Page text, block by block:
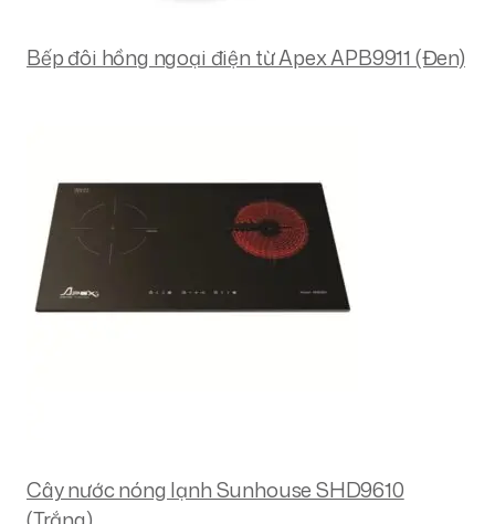
Bếp đôi hồng ngoại điện từ Apex APB9911 (Đen)
Cây nước nóng lạnh Sunhouse SHD9610